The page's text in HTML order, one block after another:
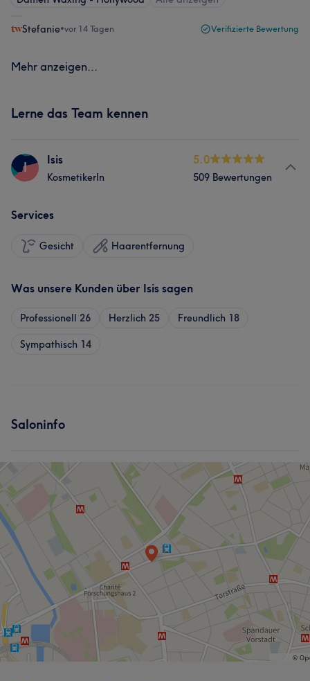
Stefanie•vor 14 Tagen Verifizierte Bewertung
Mehr anzeigen...
Lerne das Team kennen
I Isis
KosmetikerIn
5.0
509 Bewertungen
Services
Gesicht Haarentfernung
Was unsere Kunden über Isis sagen
Professionell 26 Herzlich 25 Freundlich 18
Sympathisch 14
Saloninfo